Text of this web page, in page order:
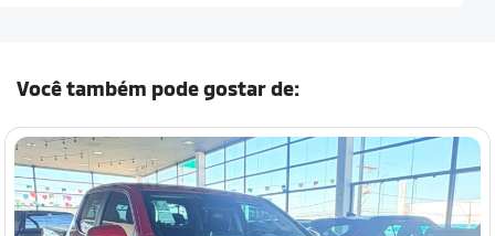
Você também pode gostar de: